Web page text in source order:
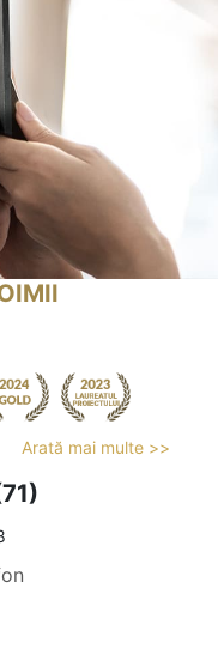
Arată mai multe >>